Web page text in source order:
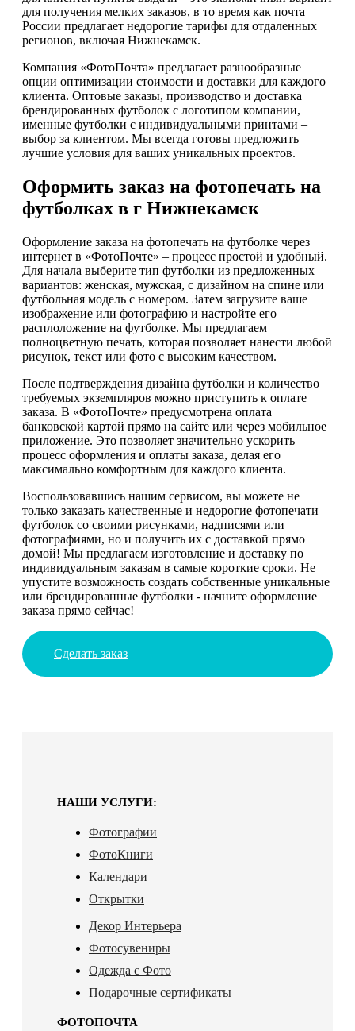
для получения мелких заказов, в то время как почта
России предлагает недорогие тарифы для отдаленных
регионов, включая Нижнекамск.
Компания «ФотоПочта» предлагает разнообразные
опции оптимизации стоимости и доставки для каждого
клиента. Оптовые заказы, производство и доставка
брендированных футболок с логотипом компании,
именные футболки с индивидуальными принтами –
выбор за клиентом. Мы всегда готовы предложить
лучшие условия для ваших уникальных проектов.
Оформить заказ на фотопечать на
футболках в г Нижнекамск
Оформление заказа на фотопечать на футболке через
интернет в «ФотоПочте» – процесс простой и удобный.
Для начала выберите тип футболки из предложенных
вариантов: женская, мужская, с дизайном на спине или
футбольная модель с номером. Затем загрузите ваше
изображение или фотографию и настройте его
расплоложение на футболке. Мы предлагаем
полноцветную печать, которая позволяет нанести любой
рисунок, текст или фото с высоким качеством.
После подтверждения дизайна футболки и количество
требуемых экземпляров можно приступить к оплате
заказа. В «ФотоПочте» предусмотрена оплата
банковской картой прямо на сайте или через мобильное
приложение. Это позволяет значительно ускорить
процесс оформления и оплаты заказа, делая его
максимально комфортным для каждого клиента.
Воспользовавшись нашим сервисом, вы можете не
только заказать качественные и недорогие фотопечати
футболок со своими рисунками, надписями или
фотографиями, но и получить их с доставкой прямо
домой! Мы предлагаем изготовление и доставку по
индивидуальным заказам в самые короткие сроки. Не
упустите возможность создать собственные уникальные
или брендированные футболки - начните оформление
заказа прямо сейчас!
Сделать заказ
НАШИ УСЛУГИ:
Фотографии
ФотоКниги
Календари
Открытки
Декор Интерьера
Фотосувениры
Одежда с Фото
Подарочные сертификаты
ФОТОПОЧТА